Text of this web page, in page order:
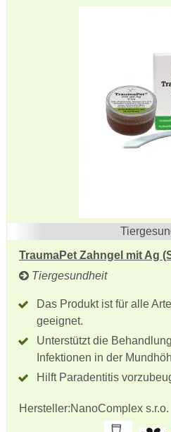
TraumaPet Zahngel mit Ag
Tiergesundheit
Das Produkt ist für alle
geeignet.
Unterstützt die
Infektionen in der
Hilft Paradentitis
Hersteller:NanoComplex s.r.o.